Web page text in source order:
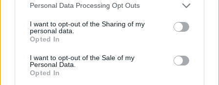
Please note that this website/app uses one or more Google
not limited to your visit or usage behaviour. You may click to
grant or deny consent to Google and its third-party tags to
use your data for below specified purposes in below Google
consent section.
Personal Data Processing Opt Outs
I want to opt-out of the Sharing of my
personal data.
Opted In
I want to opt-out of the Sale of my
Personal Data.
Opted In
2025